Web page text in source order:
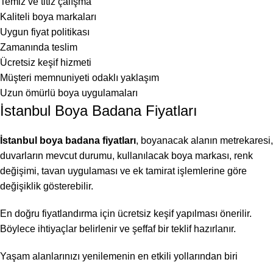
Kaliteli boya markaları
Uygun fiyat politikası
Zamanında teslim
Ücretsiz keşif hizmeti
Müşteri memnuniyeti odaklı yaklaşım
Uzun ömürlü boya uygulamaları
İstanbul Boya Badana Fiyatları
İstanbul boya badana fiyatları, boyanacak alanın metrekaresi,
duvarların mevcut durumu, kullanılacak boya markası, renk
değişimi, tavan uygulaması ve ek tamirat işlemlerine göre
değişiklik gösterebilir.
En doğru fiyatlandırma için ücretsiz keşif yapılması önerilir.
Böylece ihtiyaçlar belirlenir ve şeffaf bir teklif hazırlanır.
Yaşam alanlarınızı yenilemenin en etkili yollarından biri